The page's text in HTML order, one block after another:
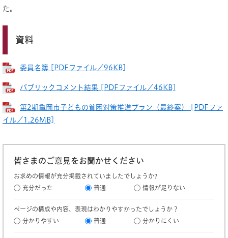
た。
資料
委員名簿 [PDFファイル／96KB]
パブリックコメント結果 [PDFファイル／46KB]
第2期亀岡市子どもの貧困対策推進プラン（最終案） [PDFファ
イル／1.26MB]
皆さまのご意見をお聞かせください
お求めの情報が充分掲載されていましたでしょうか?
充分だった
普通 情報が足りない
ページの構成や内容、表現はわかりやすかったでしょうか？
分かりやすい
普通 分かりにくい